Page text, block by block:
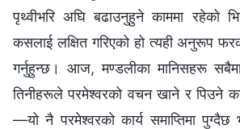
पृथ्वीभरि अघि बढाउनुहुने काममा रहेको
कसलाई लक्षित गरिएको हो त्यही अनुरूप
गर्नुहुन्छ। आज, मण्डलीका मानिसहरू
तिनीहरूले परमेश्‍वरको वचन खाने र पिउने
—यो नै परमेश्‍वरको कार्य समाप्तिमा